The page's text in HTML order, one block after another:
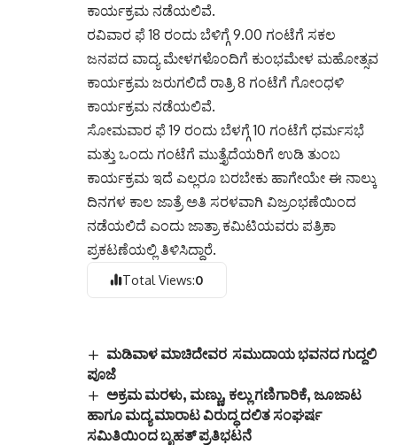
ಕಾರ್ಯಕ್ರಮ ನಡೆಯಲಿವೆ.
ರವಿವಾರ ಫೆ 18 ರಂದು ಬೆಳಿಗ್ಗೆ 9.00 ಗಂಟೆಗೆ ಸಕಲ
ಜನಪದ ವಾದ್ಯ ಮೇಳಗಳೊಂದಿಗೆ ಕುಂಭಮೇಳ ಮಹೋತ್ಸವ
ಕಾರ್ಯಕ್ರಮ ಜರುಗಲಿದೆ ರಾತ್ರಿ 8 ಗಂಟೆಗೆ ಗೋಂಧಳಿ
ಕಾರ್ಯಕ್ರಮ ನಡೆಯಲಿವೆ.
ಸೋಮವಾರ ಫೆ 19 ರಂದು ಬೆಳಗ್ಗೆ 10 ಗಂಟೆಗೆ ಧರ್ಮಸಭೆ
ಮತ್ತು ಒಂದು ಗಂಟೆಗೆ ಮುತ್ತೈದೆಯರಿಗೆ ಉಡಿ ತುಂಬ
ಕಾರ್ಯಕ್ರಮ ಇದೆ ಎಲ್ಲರೂ ಬರಬೇಕು ಹಾಗೇಯೇ ಈ ನಾಲ್ಕು
ದಿನಗಳ ಕಾಲ ಜಾತ್ರೆ ಅತಿ ಸರಳವಾಗಿ ವಿಜ್ರಂಭಣೆಯಿಂದ
ನಡೆಯಲಿದೆ ಎಂದು ಜಾತ್ರಾ ಕಮಿಟಿಯವರು ಪತ್ರಿಕಾ
ಪ್ರಕಟಣೆಯಲ್ಲಿ ತಿಳಿಸಿದ್ದಾರೆ.
Total Views:0
ಮಡಿವಾಳ ಮಾಚಿದೇವರ ಸಮುದಾಯ ಭವನದ ಗುದ್ದಲಿ
ಪೂಜೆ
ಅಕ್ರಮ ಮರಳು, ಮಣ್ಣು, ಕಲ್ಲು ಗಣಿಗಾರಿಕೆ, ಜೂಜಾಟ
ಹಾಗೂ ಮದ್ಯ ಮಾರಾಟ ವಿರುದ್ಧ ದಲಿತ ಸಂಘರ್ಷ
ಸಮಿತಿಯಿಂದ ಬೃಹತ್ ಪ್ರತಿಭಟನೆ